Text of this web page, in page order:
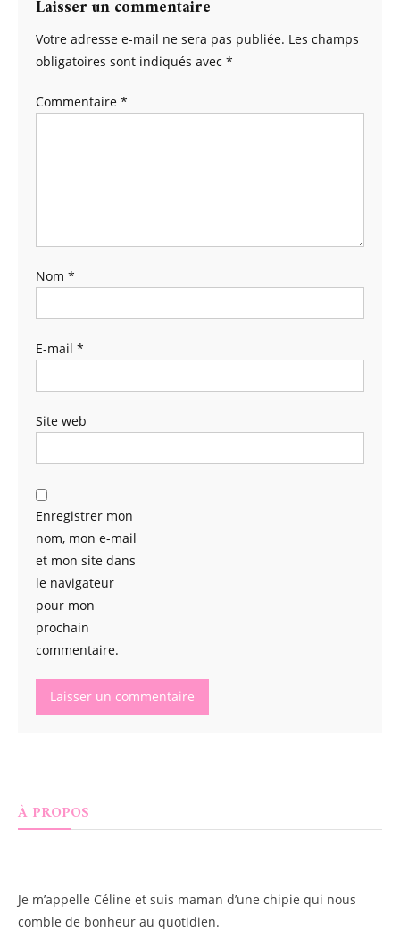
Laisser un commentaire
Votre adresse e-mail ne sera pas publiée. Les champs
obligatoires sont indiqués avec *
Commentaire *
Nom *
E-mail *
Site web
Enregistrer mon
nom, mon e-mail
et mon site dans
le navigateur
pour mon
prochain
commentaire.
À PROPOS
Je m’appelle Céline et suis maman d’une chipie qui nous
comble de bonheur au quotidien.